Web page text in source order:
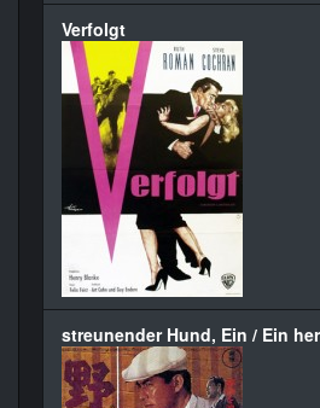
Verfolgt
streunender Hund, Ein / Ein